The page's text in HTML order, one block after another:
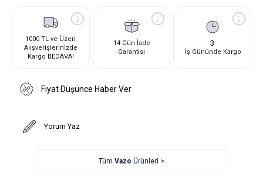
1000 TL ve Üzeri
Alışverişlerinizde
Kargo BEDAVA!
14 Gün İade
Garantisi
3
İş Gününde Kargo
Fiyat Düşünce Haber Ver
Yorum Yaz
Tüm Vazo Ürünleri >